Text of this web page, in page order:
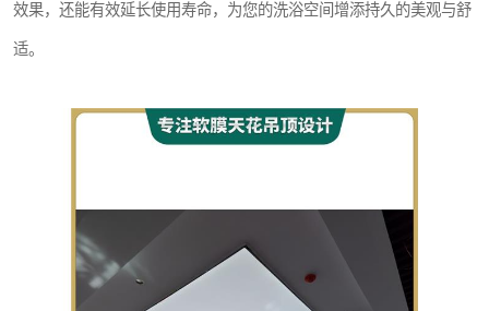
效果，还能有效延长使用寿命，为您的洗浴空间增添持久的美观与舒
适。